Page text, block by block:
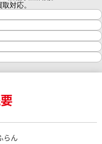
対応。
らん